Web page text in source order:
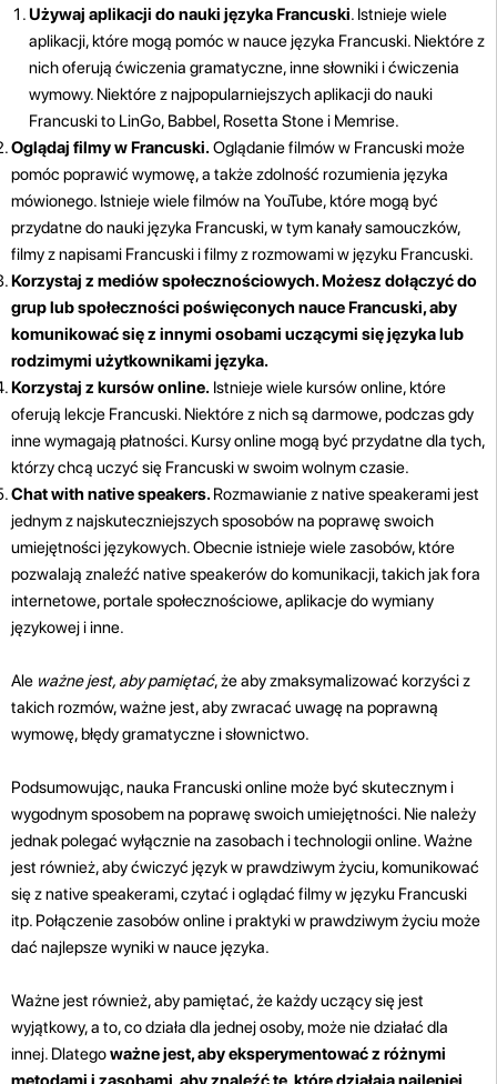
Używaj aplikacji do nauki języka Francuski. Istnieje wiele
aplikacji, które mogą pomóc w nauce języka Francuski. Niektóre z
nich oferują ćwiczenia gramatyczne, inne słowniki i ćwiczenia
wymowy. Niektóre z najpopularniejszych aplikacji do nauki
Francuski to LinGo, Babbel, Rosetta Stone i Memrise.
Oglądaj filmy w Francuski.Oglądanie filmów w Francuski może
pomóc poprawić wymowę, a także zdolność rozumienia języka
mówionego. Istnieje wiele filmów na YouTube, które mogą być
przydatne do nauki języka Francuski, w tym kanały samouczków,
filmy z napisami Francuski i filmy z rozmowami w języku Francuski.
Korzystaj z mediów społecznościowych. Możesz dołączyć do
grup lub społeczności poświęconych nauce Francuski, aby
komunikować się z innymi osobami uczącymi się języka lub
rodzimymi użytkownikami języka.
Korzystaj z kursów online. Istnieje wiele kursów online, które
oferują lekcje Francuski. Niektóre z nich są darmowe, podczas gdy
inne wymagają płatności. Kursy online mogą być przydatne dla tych,
którzy chcą uczyć się Francuski w swoim wolnym czasie.
Chat with native speakers.Rozmawianie z native speakerami jest
jednym z najskuteczniejszych sposobów na poprawę swoich
umiejętności językowych. Obecnie istnieje wiele zasobów, które
pozwalają znaleźć native speakerów do komunikacji, takich jak fora
internetowe, portale społecznościowe, aplikacje do wymiany
językowej i inne.
Ale ważne jest, aby pamiętać, że aby zmaksymalizować korzyści z
takich rozmów, ważne jest, aby zwracać uwagę na poprawną
wymowę, błędy gramatyczne i słownictwo.
Podsumowując, nauka Francuski online może być skutecznym i
wygodnym sposobem na poprawę swoich umiejętności. Nie należy
jednak polegać wyłącznie na zasobach i technologii online. Ważne
jest również, aby ćwiczyć język w prawdziwym życiu, komunikować
się z native speakerami, czytać i oglądać filmy w języku Francuski
itp. Połączenie zasobów online i praktyki w prawdziwym życiu może
dać najlepsze wyniki w nauce języka.
Ważne jest również, aby pamiętać, że każdy uczący się jest
wyjątkowy, a to, co działa dla jednej osoby, może nie działać dla
innej. Dlategoważne jest, aby eksperymentować z różnymi